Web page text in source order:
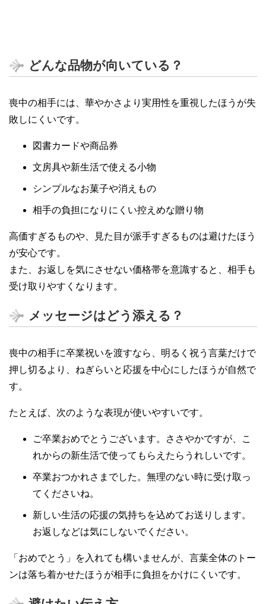
どんな品物が向いている？
喪中の相手には、華やかさより実用性を重視したほうが失
敗しにくいです。
図書カードや商品券
文房具や新生活で使える小物
シンプルなお菓子や消えもの
相手の負担になりにくい控えめな贈り物
高価すぎるものや、見た目が派手すぎるものは避けたほう
が安心です。
また、お返しを気にさせない価格帯を意識すると、相手も
受け取りやすくなります。
メッセージはどう添える？
喪中の相手に卒業祝いを渡すなら、明るく祝う言葉だけで
押し切るより、ねぎらいと応援を中心にしたほうが自然で
す。
たとえば、次のような表現が使いやすいです。
ご卒業おめでとうございます。ささやかですが、こ
れからの新生活で使ってもらえたらうれしいです。
卒業おつかれさまでした。無理のない時に受け取っ
てくださいね。
新しい生活の応援の気持ちを込めてお送りします。
お返しなどは気にしないでください。
「おめでとう」を入れても構いませんが、言葉全体のトー
ンは落ち着かせたほうが相手に負担をかけにくいです。